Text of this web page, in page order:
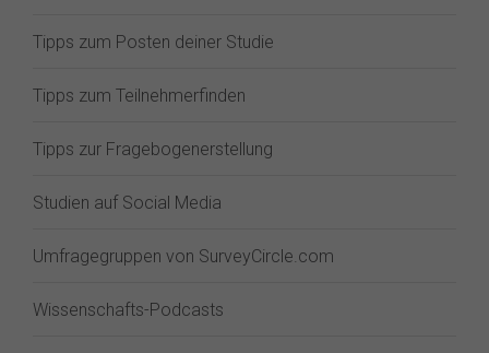
Tipps zum Posten deiner Studie
Tipps zum Teilnehmerfinden
Tipps zur Fragebogenerstellung
Studien auf Social Media
Umfragegruppen von SurveyCircle.com
Wissenschafts-Podcasts